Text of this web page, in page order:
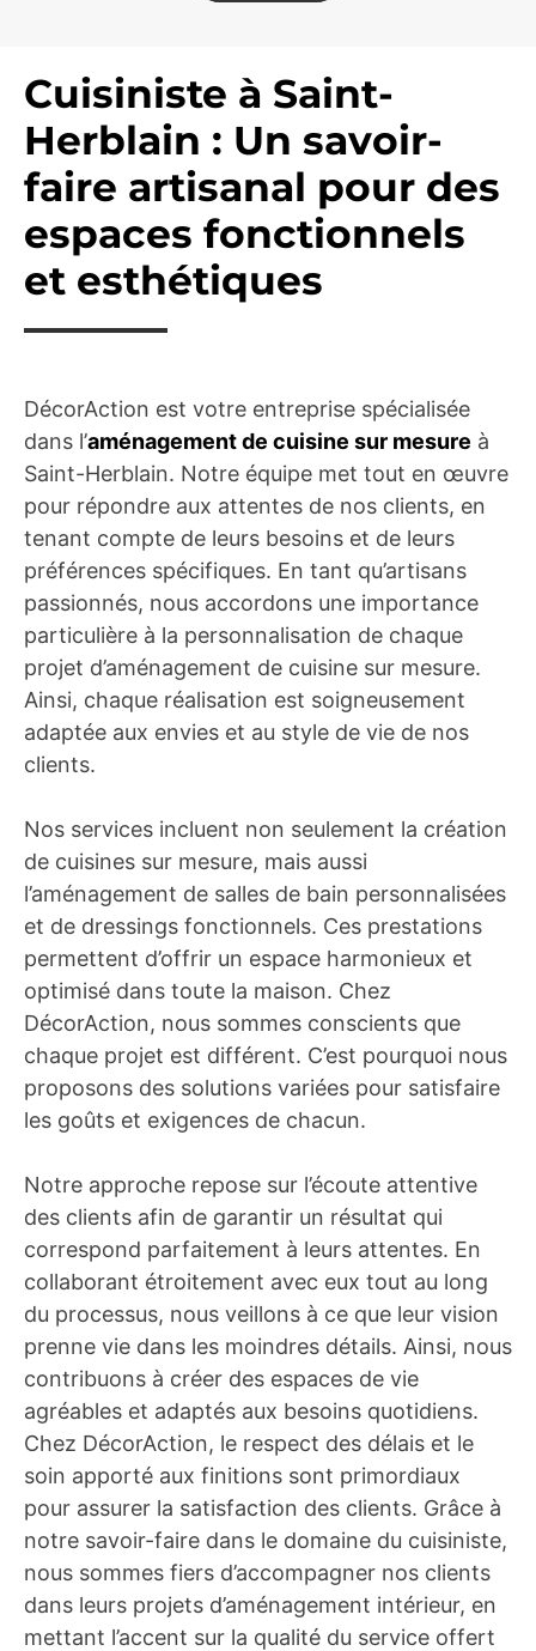
Cuisiniste à Saint-
Herblain : Un savoir-
faire artisanal pour des
espaces fonctionnels
et esthétiques
DécorAction est votre entreprise spécialisée
dans l’aménagement de cuisine sur mesure à
Saint-Herblain. Notre équipe met tout en œuvre
pour répondre aux attentes de nos clients, en
tenant compte de leurs besoins et de leurs
préférences spécifiques. En tant qu’artisans
passionnés, nous accordons une importance
particulière à la personnalisation de chaque
projet d’aménagement de cuisine sur mesure.
Ainsi, chaque réalisation est soigneusement
adaptée aux envies et au style de vie de nos
clients.
Nos services incluent non seulement la création
de cuisines sur mesure, mais aussi
l’aménagement de salles de bain personnalisées
et de dressings fonctionnels. Ces prestations
permettent d’offrir un espace harmonieux et
optimisé dans toute la maison. Chez
DécorAction, nous sommes conscients que
chaque projet est différent. C’est pourquoi nous
proposons des solutions variées pour satisfaire
les goûts et exigences de chacun.
Notre approche repose sur l’écoute attentive
des clients afin de garantir un résultat qui
correspond parfaitement à leurs attentes. En
collaborant étroitement avec eux tout au long
du processus, nous veillons à ce que leur vision
prenne vie dans les moindres détails. Ainsi, nous
contribuons à créer des espaces de vie
agréables et adaptés aux besoins quotidiens.
Chez DécorAction, le respect des délais et le
soin apporté aux finitions sont primordiaux
pour assurer la satisfaction des clients. Grâce à
notre savoir-faire dans le domaine du cuisiniste,
nous sommes fiers d’accompagner nos clients
dans leurs projets d’aménagement intérieur, en
mettant l’accent sur la qualité du service offert